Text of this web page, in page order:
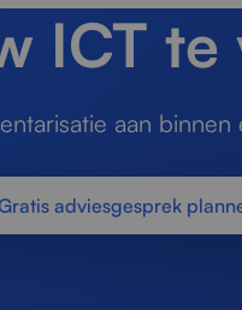
ICT
aan
adviesgesprek